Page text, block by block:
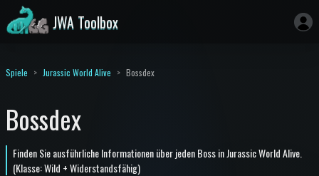
JWA Toolbox
Spiele Jurassic World Alive Bossdex
Bossdex
Finden Sie ausführliche Informationen über jeden Boss in Jurassic World Alive.
(Klasse: Wild + Widerstandsfähig)